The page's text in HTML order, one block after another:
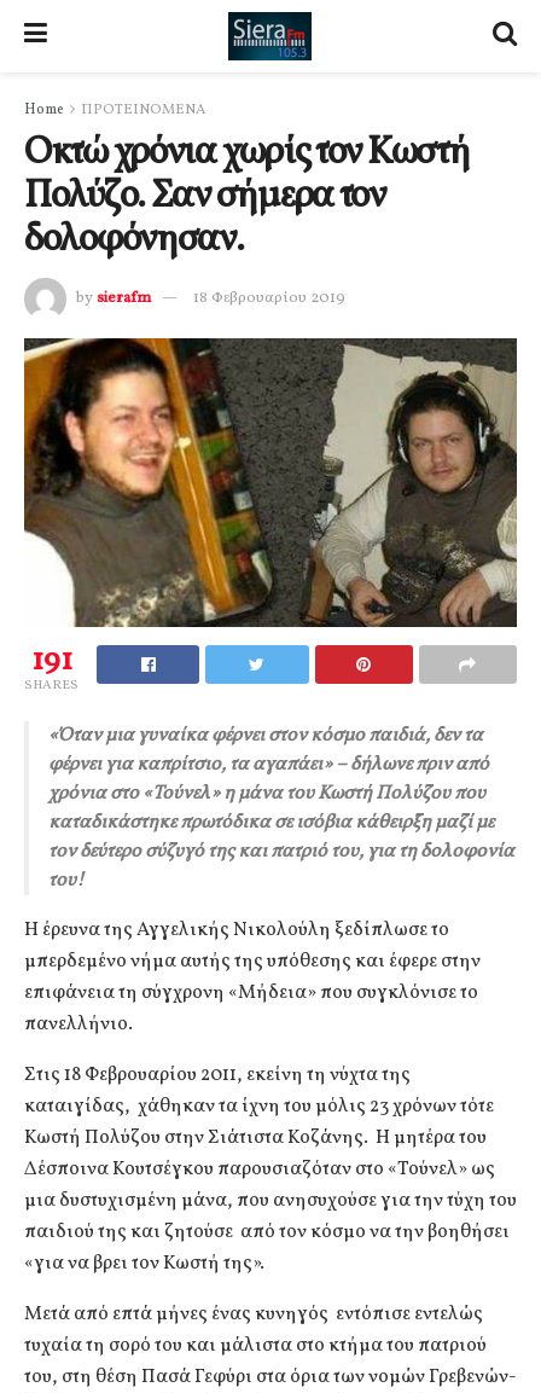
Home ΠΡΟΤΕΙΝΟΜΕΝΑ
Οκτώ χρόνια χωρίς τον Κωστή
Πολύζο. Σαν σήμερα τον
δολοφόνησαν.
by sierafm 18 Φεβρουαρίου 2019
191
SHARES
«Όταν μια γυναίκα φέρνει στον κόσμο παιδιά, δεν τα
φέρνει για καπρίτσιο, τα αγαπάει» – δήλωνε πριν από
χρόνια στο «Τούνελ» η μάνα του Κωστή Πολύζου που
καταδικάστηκε πρωτόδικα σε ισόβια κάθειρξη μαζί με
τον δεύτερο σύζυγό της και πατριό του, για τη δολοφονία
του!
Η έρευνα της Αγγελικής Νικολούλη ξεδίπλωσε το
μπερδεμένο νήμα αυτής της υπόθεσης και έφερε στην
επιφάνεια τη σύγχρονη «Μήδεια» που συγκλόνισε το
πανελλήνιο.
Στις 18 Φεβρουαρίου 2011, εκείνη τη νύχτα της
καταιγίδας, χάθηκαν τα ίχνη του μόλις 23 χρόνων τότε
Κωστή Πολύζου στην Σιάτιστα Κοζάνης. Η μητέρα του
Δέσποινα Κουτσέγκου παρουσιαζόταν στο «Τούνελ» ως
μια δυστυχισμένη μάνα, που ανησυχούσε για την τύχη του
παιδιού της και ζητούσε από τον κόσμο να την βοηθήσει
«για να βρει τον Κωστή της».
Μετά από επτά μήνες ένας κυνηγός εντόπισε εντελώς
τυχαία τη σορό του και μάλιστα στο κτήμα του πατριού
του, στη θέση Πασά Γεφύρι στα όρια των νομών Γρεβενών-